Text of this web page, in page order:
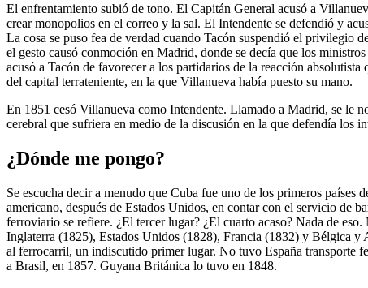
El enfrentamiento subió de tono. El Capitán General acusó a
crear monopolios en el correo y la sal. El Intendente se defendió y
La cosa se puso fea de verdad cuando Tacón suspendió el privilegio
el gesto causó conmoción en Madrid, donde se decía que los
acusó a Tacón de favorecer a los partidarios de la reacción
del capital terrateniente, en la que Villanueva había puesto su mano.
En 1851 cesó Villanueva como Intendente. Llamado a Madrid, se le
cerebral que sufriera en medio de la discusión en la que defendía los
¿Dónde me pongo?
Se escucha decir a menudo que Cuba fue uno de los primeros
americano, después de Estados Unidos, en contar con el servicio de
ferroviario se refiere. ¿El tercer lugar? ¿El cuarto acaso? Nada de
Inglaterra (1825), Estados Unidos (1828), Francia (1832) y Bélgica y
al ferrocarril, un indiscutido primer lugar. No tuvo España transporte
a Brasil, en 1857. Guyana Británica lo tuvo en 1848.